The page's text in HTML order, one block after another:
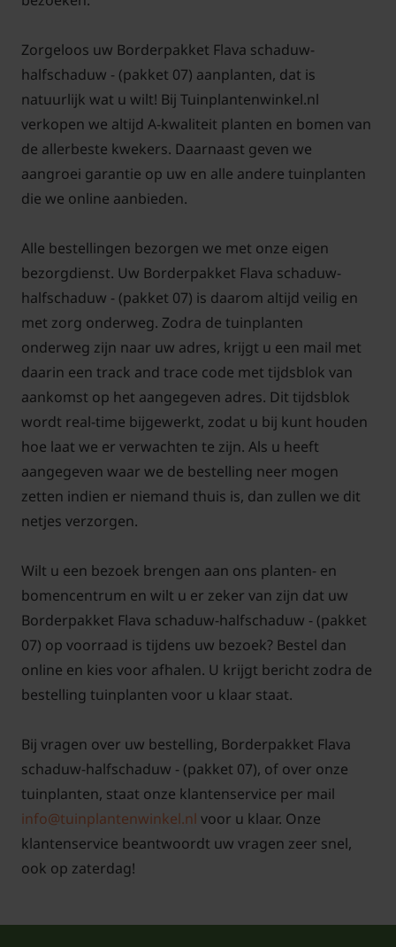
het jaar; van het voorjaar tot in het najaar.
Bij het borderpakket ontvangt u ook een
duidelijke aanplantinstructie met plantschema. Zo
kan iedereen gemakkelijk de border aanplanten.
bestelbaar en niet te koop op ons planten en
bomencentrum.
Zorgeloos uw Borderpakket Flava schaduw-
halfschaduw - (pakket 07) aanplanten, dat is
natuurlijk wat u wilt! Bij Tuinplantenwinkel.nl
verkopen we altijd A-kwaliteit planten en bomen van
de allerbeste kwekers. Daarnaast geven we
aangroei garantie op uw en alle andere tuinplanten
die we online aanbieden.
Alle bestellingen bezorgen we met onze eigen
bezorgdienst. Uw Borderpakket Flava schaduw-
halfschaduw - (pakket 07) is daarom altijd veilig en
met zorg onderweg. Zodra de tuinplanten
onderweg zijn naar uw adres, krijgt u een mail met
daarin een track and trace code met tijdsblok van
aankomst op het aangegeven adres. Dit tijdsblok
wordt real-time bijgewerkt, zodat u bij kunt houden
hoe laat we er verwachten te zijn. Als u heeft
aangegeven waar we de bestelling neer mogen
zetten indien er niemand thuis is, dan zullen we dit
netjes verzorgen.
Wilt u een bezoek brengen aan ons planten- en
bomencentrum en wilt u er zeker van zijn dat uw
Borderpakket Flava schaduw-halfschaduw - (pakket
07) op voorraad is tijdens uw bezoek? Bestel dan
online en kies voor afhalen. U krijgt bericht zodra de
bestelling tuinplanten voor u klaar staat.
Bij vragen over uw bestelling, Borderpakket Flava
schaduw-halfschaduw - (pakket 07), of over onze
tuinplanten, staat onze klantenservice per mail
info@tuinplantenwinkel.nl voor u klaar. Onze
klantenservice beantwoordt uw vragen zeer snel,
ook op zaterdag!